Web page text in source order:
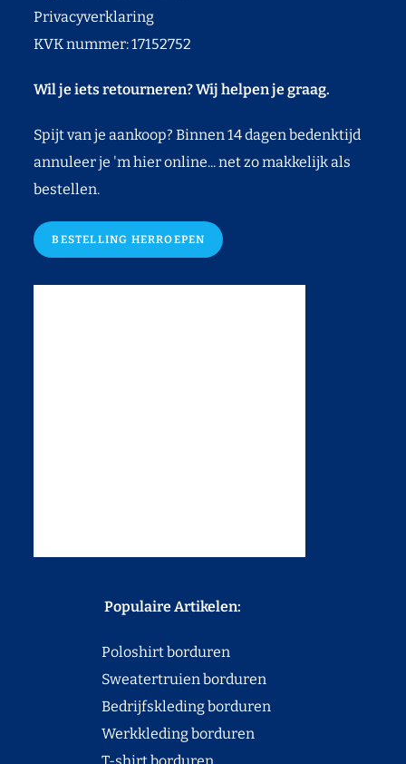
Privacyverklaring
KVK nummer: 17152752
Wil je iets retourneren? Wij helpen je graag.
Spijt van je aankoop? Binnen 14 dagen bedenktijd
annuleer je 'm hier online... net zo makkelijk als
bestellen.
BESTELLING HERROEPEN
Populaire Artikelen:
Poloshirt borduren
Sweatertruien borduren
Bedrijfskleding borduren
Werkkleding borduren
T-shirt borduren